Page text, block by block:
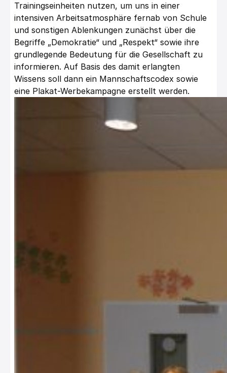
Trainingseinheiten nutzen, um uns in einer
intensiven Arbeitsatmosphäre fernab von Schule
und sonstigen Ablenkungen zunächst über die
Begriffe „Demokratie“ und „Respekt“ sowie ihre
grundlegende Bedeutung für die Gesellschaft zu
informieren. Auf Basis des damit erlangten
Wissens soll dann ein Mannschaftscodex sowie
eine Plakat-Werbekampagne erstellt werden.